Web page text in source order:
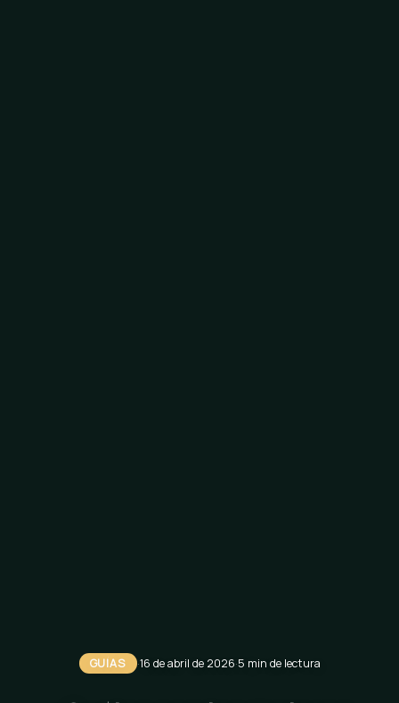
GUÍAS ·16 de abril de 2026·5 min de lectura